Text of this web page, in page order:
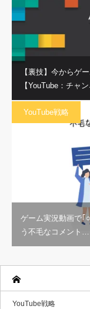
【裏技】今からゲ
【YouTube：チャ
YouTube戦略
ゲーム実況動画で｢
う不毛なコメント…
YouTube戦略